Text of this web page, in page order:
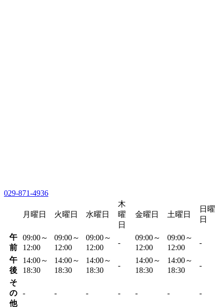
029-871-4936
月曜日 火曜日 水曜日
木
曜
日
金曜日 土曜日
日曜
日
午
前
09:00～
12:00
09:00～
12:00
09:00～
12:00
-
09:00～
12:00
09:00～
12:00
-
午
後
14:00～
18:30
14:00～
18:30
14:00～
18:30
-
14:00～
18:30
14:00～
18:30
-
そ
の
他
- - - - - - -